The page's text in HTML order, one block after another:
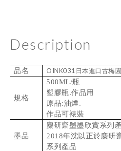
Description
品名 OINK031日本進口古梅
規格
500ML/瓶
塑膠瓶.作品用
原品:油煙.
作品可裱裝
墨品
麋研齋墨墨欣賞系列
2018年沈以正於麋研
系列產品